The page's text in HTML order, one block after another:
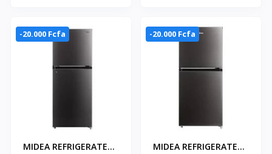
-20.000 Fcfa
MIDEA REFRIGERATEUR
-20.000 Fcfa
MIDEA REFRIGERATEUR